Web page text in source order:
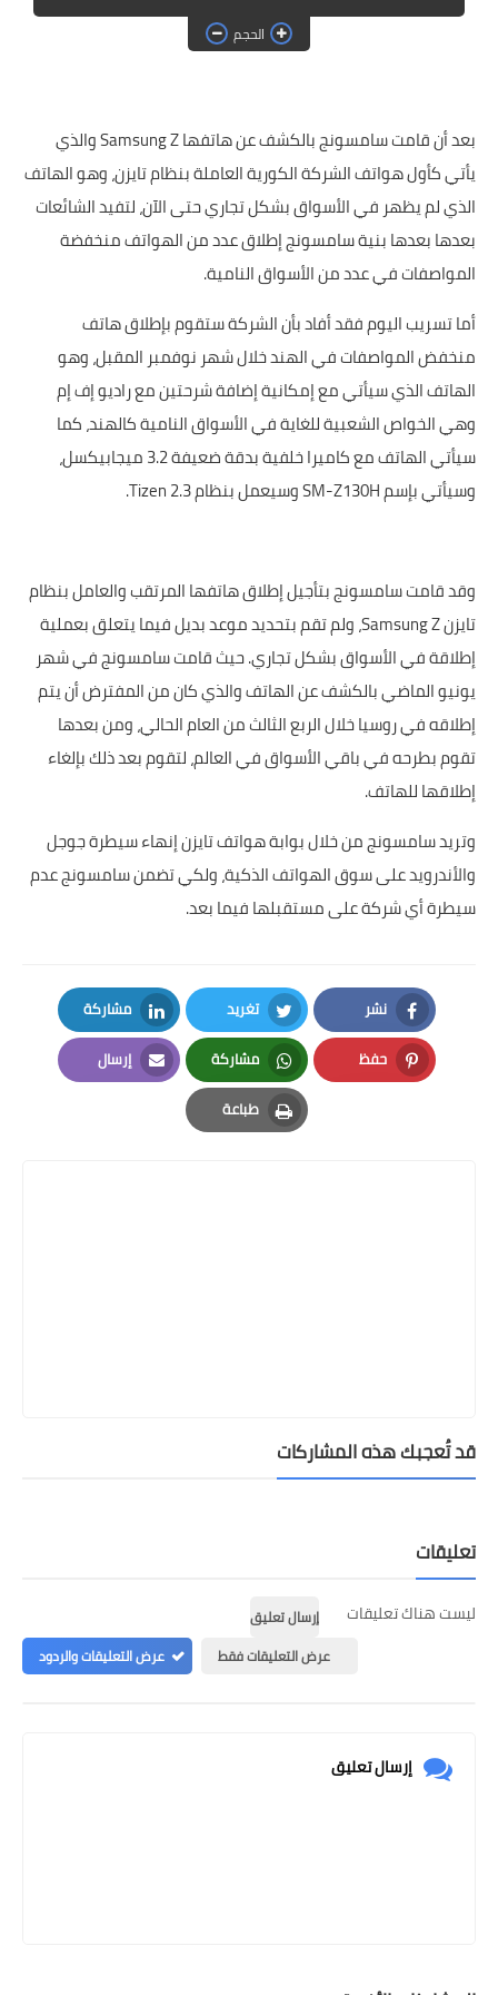
الحلقات
الحجم
بعد أن قامت سامسونج بالكشف عن هاتفها Samsung Z والذي
يأتي كأول هواتف الشركة الكورية العاملة بنظام تايزن، وهو الهاتف
الذي لم يظهر في الأسواق بشكل تجاري حتى الآن، لتفيد الشائعات
بعدها بعدها بنية سامسونج إطلاق عدد من الهواتف منخفضة
المواصفات في عدد من الأسواق النامية.
أما تسريب اليوم فقد أفاد بأن الشركة ستقوم بإطلاق هاتف
منخفض المواصفات في الهند خلال شهر نوفمبر المقبل، وهو
الهاتف الذي سيأتي مع إمكانية إضافة شرحتين مع راديو إف إم
وهي الخواص الشعبية للغاية في الأسواق النامية كالهند، كما
سيأتي الهاتف مع كاميرا خلفية بدقة ضعيفة 3.2 ميجابيكسل،
وسيأتي بإسم SM-Z130H وسيعمل بنظام Tizen 2.3.
وقد قامت سامسونج بتأجيل إطلاق هاتفها المرتقب والعامل بنظام
تايزن Samsung Z، ولم تقم بتحديد موعد بديل فيما يتعلق بعملية
إطلاقة في الأسواق بشكل تجاري. حيث قامت سامسونج في شهر
يونيو الماضي بالكشف عن الهاتف والذي كان من المفترض أن يتم
إطلاقه في روسيا خلال الربع الثالث من العام الحالي، ومن بعدها
تقوم بطرحه في باقي الأسواق في العالم، لتقوم بعد ذلك بإلغاء
إطلاقها للهاتف.
وتريد سامسونج من خلال بوابة هواتف تايزن إنهاء سيطرة جوجل
والأندرويد على سوق الهواتف الذكية، ولكي تضمن سامسونج عدم
سيطرة أي شركة على مستقبلها فيما بعد.
نشر
Facebook
تغريد
Twitter
مشاركة
LinkedIn
حفظ
Pinterest
مشاركة
Whatsapp
إرسال
Email
طباعة
Print
قد تُعجبك هذه المشاركات
تعليقات
ليست هناك تعليقات
إرسال تعليق
عرض التعليقات فقط
عرض التعليقات والردود
إرسال تعليق